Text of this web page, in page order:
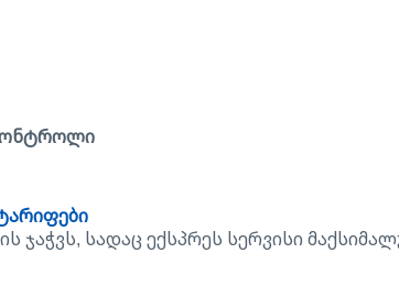
ჯაჭვს, სადაც ექსპრეს სერვისი